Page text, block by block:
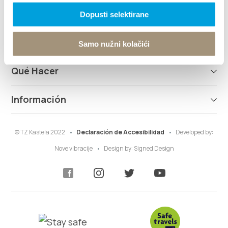
Dopusti selektirane
Samo nužni kolačići
Qué Hacer
Información
© TZ Kastela 2022 Declaración de Accesibilidad
Developed by:
Nove vibracije
Design by: Signed Design